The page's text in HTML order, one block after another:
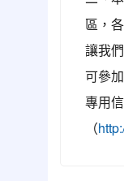
區，
讓我
可參
專用
（